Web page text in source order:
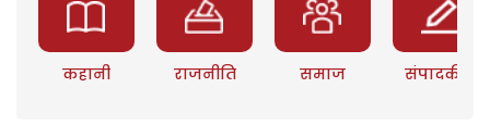
कहानी राजनीति समाज संपादकीय